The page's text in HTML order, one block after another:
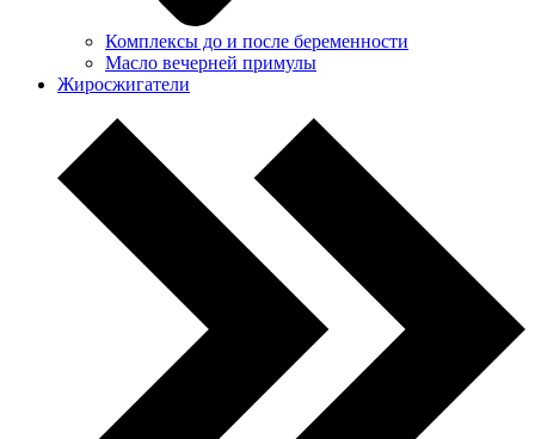
Комплексы до и после беременности
Масло вечерней примулы
Жиросжигатели